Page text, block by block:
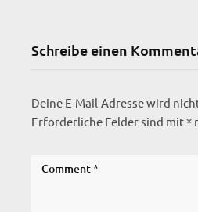
Schreibe einen
Deine E-Mail-Adresse wird
Erforderliche Felder sind mit*